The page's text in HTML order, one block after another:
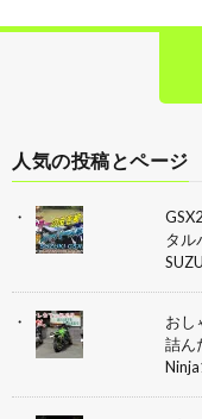
人気の投稿とページ
タル
おし
詰ん